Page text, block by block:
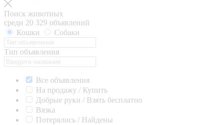
Поиск животных
среди 20 329 объявлений
Кошки
Собаки
Тип объявления
Все объявления
На продажу / Купить
Добрые руки / Взять бесплатно
Вязка
Потерялись / Найдены